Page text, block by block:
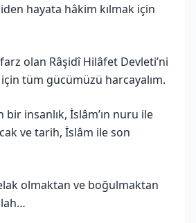
hayata hâkim kılmak için
olan Râşidî Hilâfet Devleti’ni
tüm gücümüzü harcayalım.
insanlık, İslâm’ın nuru ile
ve tarih, İslâm ile son
olmaktan ve boğulmaktan